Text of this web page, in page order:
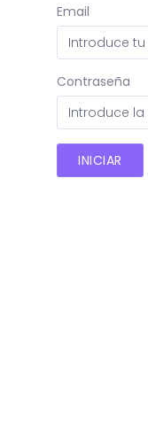
Email
Contraseña
INICIAR